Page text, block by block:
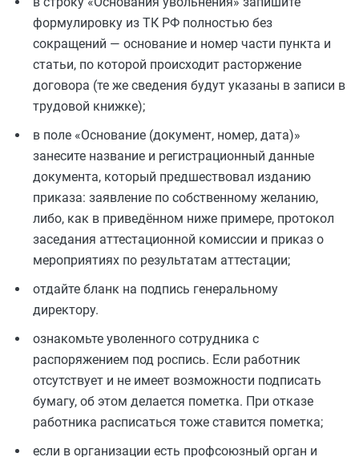
формулировку из ТК РФ полностью без
сокращений — основание и номер части пункта и
статьи, по которой происходит расторжение
договора (те же сведения будут указаны в записи в
трудовой книжке);
в поле «Основание (документ, номер, дата)»
занесите название и регистрационный данные
документа, который предшествовал изданию
приказа: заявление по собственному желанию,
либо, как в приведённом ниже примере, протокол
заседания аттестационной комиссии и приказ о
мероприятиях по результатам аттестации;
отдайте бланк на подпись генеральному
директору.
ознакомьте уволенного сотрудника с
распоряжением под роспись. Если работник
отсутствует и не имеет возможности подписать
бумагу, об этом делается пометка. При отказе
работника расписаться тоже ставится пометка;
если в организации есть профсоюзный орган и